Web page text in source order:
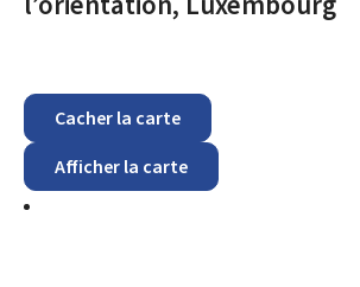
Cacher la carte
Afficher la carte